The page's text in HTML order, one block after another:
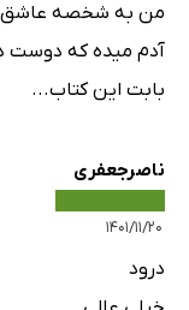
من به شخصه عاشق
آدم میده که
بابت این کتاب...
ناصرجعفری
۱۴۰۱/۱۱/۲۰
درود